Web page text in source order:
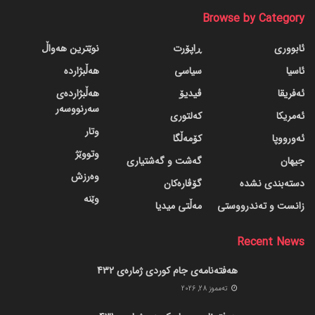
Browse by Category
ئابووری
ئاسیا
ئەفریقا
ئەمریکا
ئەورووپا
جیهان
دسته‌بندی نشده
زانست و تەندرووستی
ڕاپۆرت
سیاسی
ڤیدیۆ
کەلتوری
کۆمەڵگا
گه‌شت و گه‌شتیاری
گۆڤاره‌کان
مەڵتی میدیا
نوێترین هەواڵ
هەڵبژاردە
هەڵبژاردەی
سەرنووسەر
وتار
وتووێژ
وەرزش
وێنە
Recent News
هەفتەنامەی جام کوردی ژمارەی 432
ته‌مموز 28, 2026